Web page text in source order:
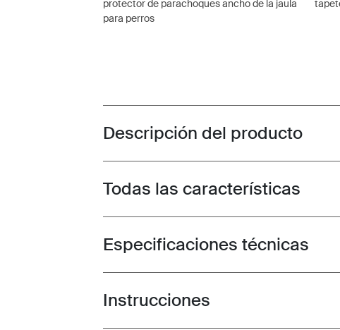
protector de parachoques ancho de la jaula
para perros
Toggle overview
Descripción del producto
Toggle features
Todas las características
Toggle techspec
Especificaciones técnicas
Toggle guides and instructions
Instrucciones